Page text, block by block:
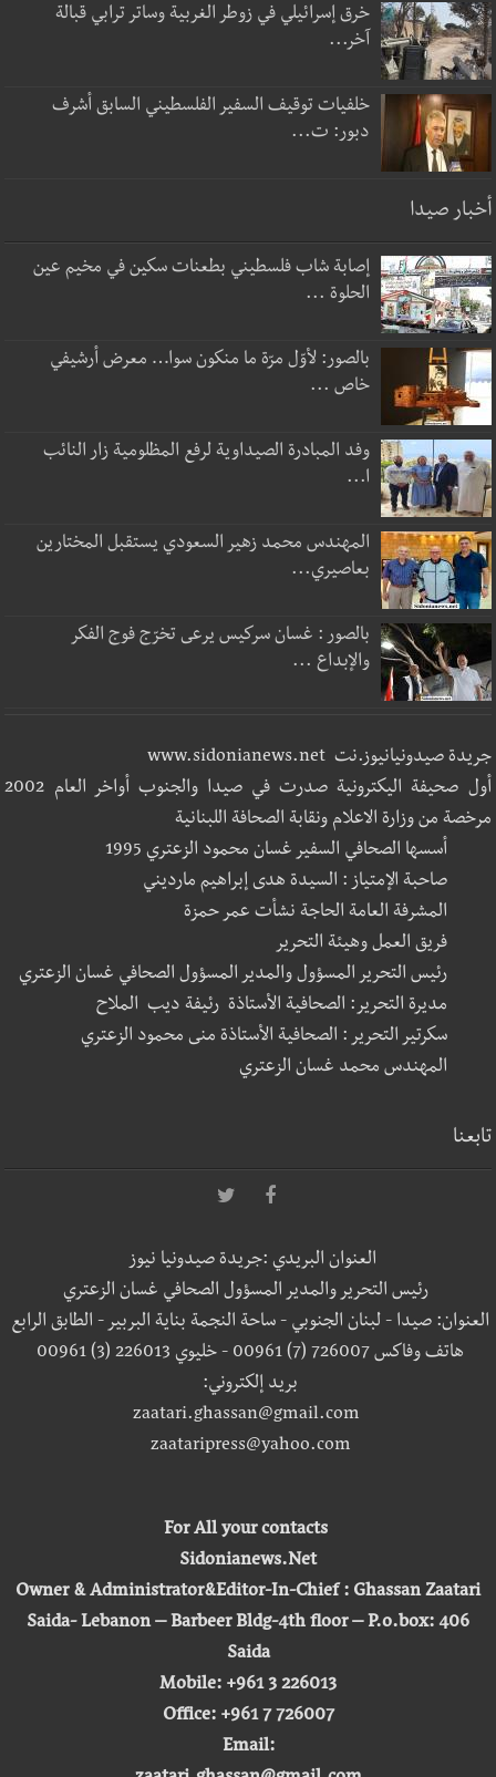
خرق إسرائيلي في زوطر الغربية وساتر ترابي قبالة
آخر...
خلفيات توقيف السفير الفلسطيني السابق أشرف
دبور: ت...
أخبار صيدا
إصابة شاب فلسطيني بطعنات سكين في مخيم عين
الحلوة ...
بالصور: لأوّل مرّة ما منكون سوا… معرض أرشيفي
خاص ...
وفد المبادرة الصيداوية لرفع المظلومية زار النائب
ا...
المهندس محمد زهير السعودي يستقبل المختارين
بعاصيري...
بالصور : غسان سركيس يرعى تخرّج فوج الفكر
والإبداع ...
جريدة صيدونيانيوز.نت www.sidonianews.net
أول صحيفة اليكترونية صدرت في صيدا والجنوب أواخر العام 2002
مرخصة من وزارة الاعلام ونقابة الصحافة اللبنانية
أسسها الصحافي السفير غسان محمود الزعتري 1995
صاحبة الإمتياز : السيدة هدى إبراهيم مارديني
المشرفة العامة الحاجة نشأت عمر حمزة
فريق العمل وهيئة التحرير
رئيس التحرير المسؤول والمدير المسؤول الصحافي غسان الزعتري
مديرة التحرير: الصحافية الأستاذة رئيفة ديب الملاح
سكرتير التحرير : الصحافية الأستاذة منى محمود الزعتري
المهندس محمد غسان الزعتري
تابعنا
العنوان البريدي :جريدة صيدونيا نيوز
رئيس التحرير والمدير المسؤول الصحافي غسان الزعتري
العنوان: صيدا - لبنان الجنوبي - ساحة النجمة بناية البربير - الطابق الرابع
هاتف وفاكس 726007 (7) 00961 - خليوي 226013 (3) 00961
بريد إلكتروني:
zaatari.ghassan@gmail.com
zaataripress@yahoo.com
For All your contacts
Sidonianews.Net
Owner & Administrator&Editor-In-Chief : Ghassan Zaatari
Saida- Lebanon – Barbeer Bldg-4th floor – P.o.box: 406
Saida
Mobile: +961 3 226013
Office: +961 7 726007
Email: